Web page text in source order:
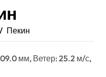
Пекин
мм, Ветер: 25.2 м/с,